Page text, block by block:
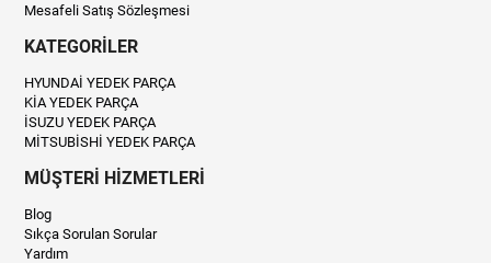
Mesafeli Satış Sözleşmesi
KATEGORİLER
HYUNDAİ YEDEK PARÇA
KİA YEDEK PARÇA
İSUZU YEDEK PARÇA
MİTSUBİSHİ YEDEK PARÇA
MÜŞTERİ HİZMETLERİ
Blog
Sıkça Sorulan Sorular
Yardım